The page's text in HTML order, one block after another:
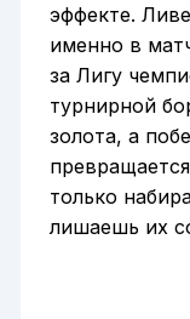
эффекте.
именно в
за Лигу
турнирной
золота, а
только
лишаешь их